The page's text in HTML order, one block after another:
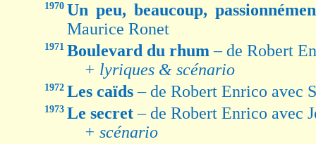
1970 Un peu, beaucoup,
Maurice Ronet
1971 Boulevard du rhum– de Robert
+ lyriques & scénario
1972 Les caïds– de Robert Enrico avec
1973 Le secret– de Robert Enrico avec
+ scénario